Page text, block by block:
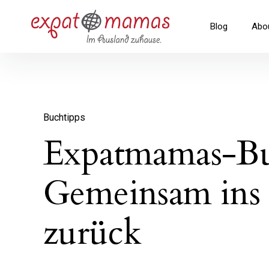
überspringenExpatmamas – im AuslandBlog
Buchtipps
Expatmamas-
Gemeinsam
zurück